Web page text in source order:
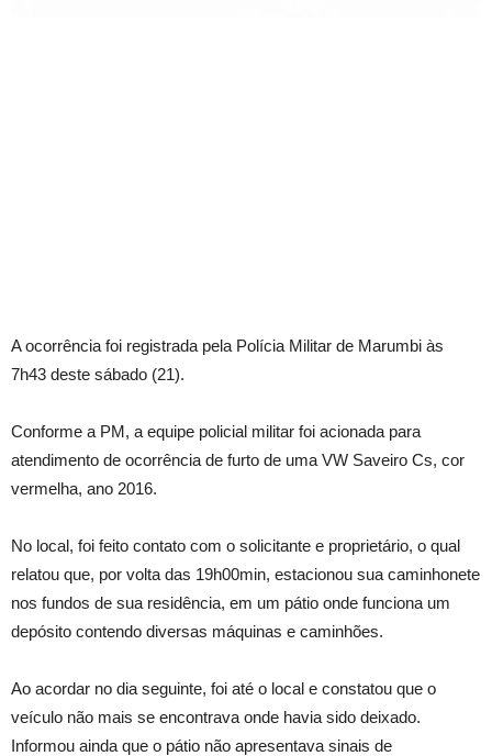
A ocorrência foi registrada pela Polícia Militar de Marumbi às
7h43 deste sábado (21).
Conforme a PM, a equipe policial militar foi acionada para
atendimento de ocorrência de furto de uma VW Saveiro Cs, cor
vermelha, ano 2016.
No local, foi feito contato com o solicitante e proprietário, o qual
relatou que, por volta das 19h00min, estacionou sua caminhonete
nos fundos de sua residência, em um pátio onde funciona um
depósito contendo diversas máquinas e caminhões.
Ao acordar no dia seguinte, foi até o local e constatou que o
veículo não mais se encontrava onde havia sido deixado.
Informou ainda que o pátio não apresentava sinais de